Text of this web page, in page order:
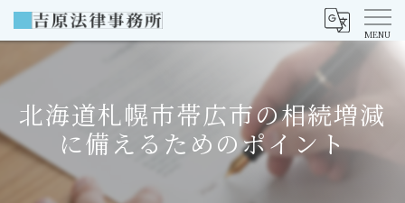
北海道札幌市帯広市の相続増減
に備えるためのポイント